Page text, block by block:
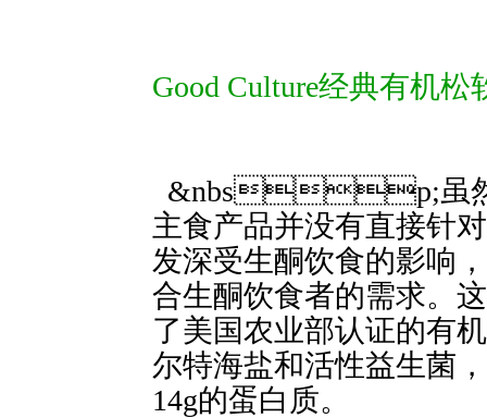
Good Culture经典有机松
&nbsp;虽然
主食产品并没有直接针
发深受生酮饮食的影响
合生酮饮食者的需求。
了美国农业部认证的有
尔特海盐和活性益生菌，
14g的蛋白质。